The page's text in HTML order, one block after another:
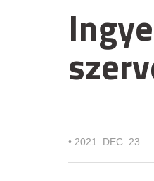
• 2021. DEC. 23.